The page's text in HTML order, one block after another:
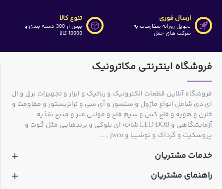
ارسال فوری
تحویل روزانه سفارشات به
شرکت های حمل
تنوع کالا
بیش از 300 دسته بندی و
10000 کالا
فروشگاه اینترنتی مکاترونیک
فروشگاه آنلاین قطعات الکترونیک و رباتیک و ابزار و تجهیزات برق و ال
ای دی شامل انواع ماژول و سنسور و آی سی و ترانزیستور و مقاومت و
خازن و هویه و قلع کش و سیم قلع و مولتی متر و منبع تغذیه
آزمایشگاهی و LED DOB شاخه ای بلوکی و برندهایی مثل گوت و
پروسکیت و گرداک و توشیبا و jwco , ...
خدمات مشتریان
راهنمای مشتریان